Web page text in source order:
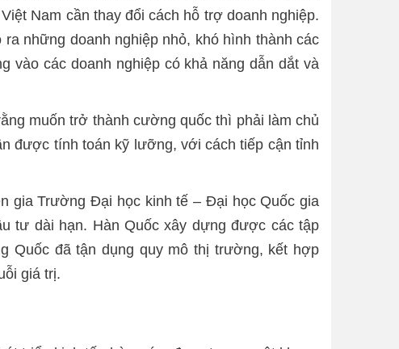
Nam cần thay đổi cách hỗ trợ doanh nghiệp.
những doanh nghiệp nhỏ, khó hình thành các
vào các doanh nghiệp có khả năng dẫn dắt và
muốn trở thành cường quốc thì phải làm chủ
được tính toán kỹ lưỡng, với cách tiếp cận tỉnh
gia Trường Đại học kinh tế – Đại học Quốc gia
tư dài hạn. Hàn Quốc xây dựng được các tập
Quốc đã tận dụng quy mô thị trường, kết hợp
giá trị.